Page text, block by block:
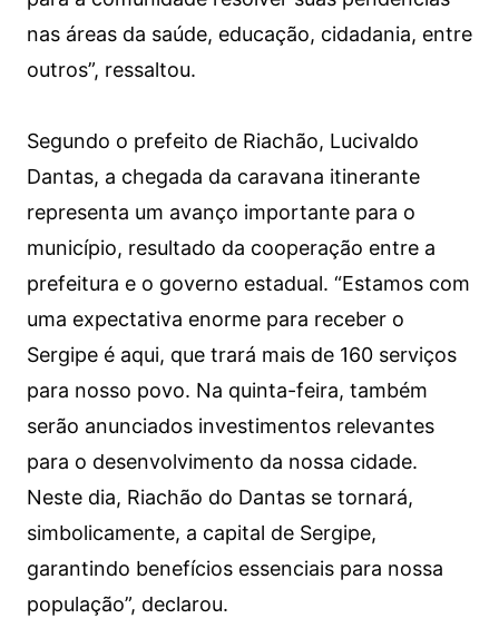
nas áreas da saúde, educação, cidadania, entre
outros”, ressaltou.
Segundo o prefeito de Riachão, Lucivaldo
Dantas, a chegada da caravana itinerante
representa um avanço importante para o
município, resultado da cooperação entre a
prefeitura e o governo estadual. “Estamos com
uma expectativa enorme para receber o
Sergipe é aqui, que trará mais de 160 serviços
para nosso povo. Na quinta-feira, também
serão anunciados investimentos relevantes
para o desenvolvimento da nossa cidade.
Neste dia, Riachão do Dantas se tornará,
simbolicamente, a capital de Sergipe,
garantindo benefícios essenciais para nossa
população”, declarou.